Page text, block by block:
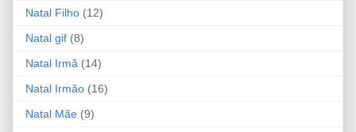
Natal Filho (12)
Natal gif (8)
Natal Irmã (14)
Natal Irmão (16)
Natal Mãe (9)